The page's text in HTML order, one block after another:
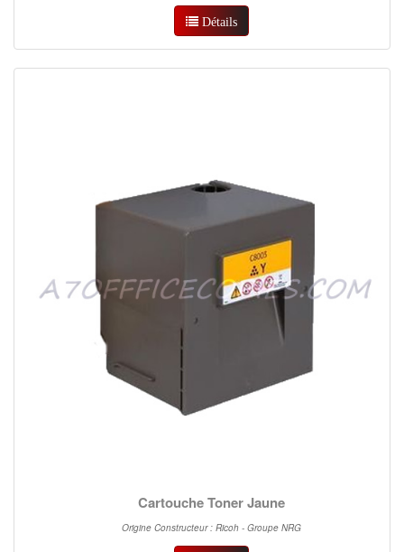
Détails
Cartouche Toner Jaune
Origine Constructeur : Ricoh - Groupe NRG